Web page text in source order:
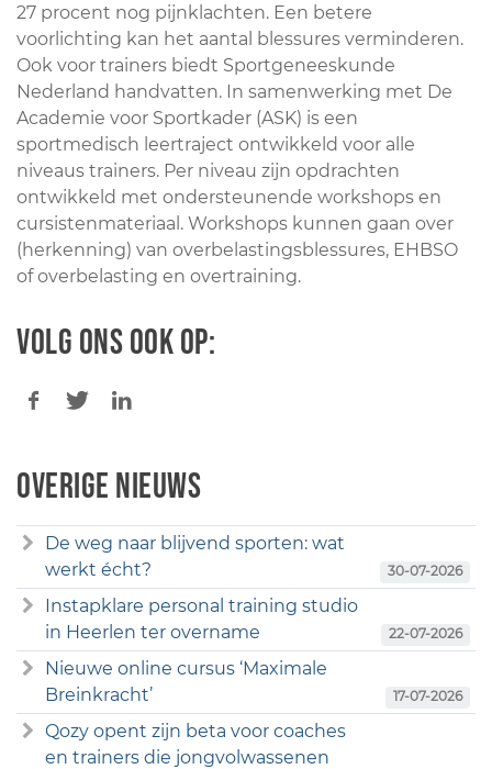
27 procent nog pijnklachten. Een betere
voorlichting kan het aantal blessures verminderen.
Ook voor trainers biedt Sportgeneeskunde
Nederland handvatten. In samenwerking met De
Academie voor Sportkader (ASK) is een
sportmedisch leertraject ontwikkeld voor alle
niveaus trainers. Per niveau zijn opdrachten
ontwikkeld met ondersteunende workshops en
cursistenmateriaal. Workshops kunnen gaan over
(herkenning) van overbelastingsblessures, EHBSO
of overbelasting en overtraining.
Volg ons ook op:
Overige nieuws
De weg naar blijvend sporten: wat
werkt écht?
30-07-2026
Instapklare personal training studio
in Heerlen ter overname
22-07-2026
Nieuwe online cursus ‘Maximale
Breinkracht’
17-07-2026
Qozy opent zijn beta voor coaches
en trainers die jongvolwassenen